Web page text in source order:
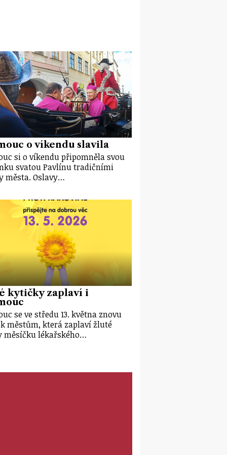
o víkendu slavila
si o víkendu připomněla svou
svatou Pavlínu tradičními
města. Oslavy…
kytičky zaplaví i
se ve středu 13. května znovu
městům, která zaplaví žluté
měsíčku lékařského…